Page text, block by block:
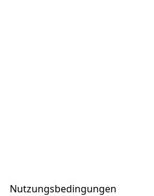
Nutzungsbedingungen